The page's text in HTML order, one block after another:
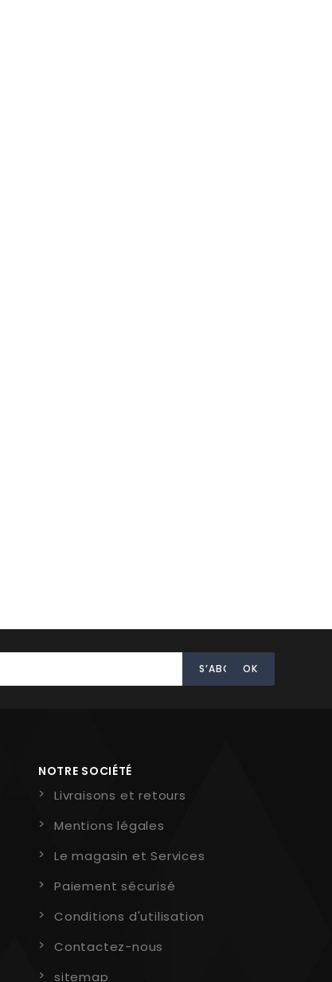
NOTRE SOCIÉTÉ
Livraisons et retours
Mentions légales
Le magasin et Services
Paiement sécurisé
Conditions d'utilisation
Contactez-nous
sitemap